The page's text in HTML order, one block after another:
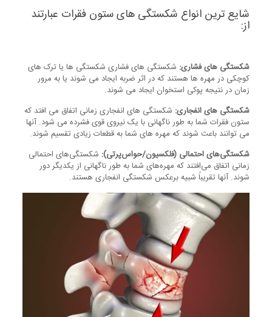
شایع ترین انواع شکستگی های ستون فقرات عبارتند
از:
شکستگی های فشاری: شکستگی های فشاری شکستگی ها یا ترک های
کوچکی در مهره ها هستند که در اثر ضربه ایجاد می شوند یا به مرور
زمان در نتیجه پوکی استخوان ایجاد می شوند.
شکستگی های انفجاری: شکستگی های انفجاری زمانی اتفاق می افتد که
ستون فقرات شما به طور ناگهانی با یک نیروی قوی فشرده می شود. آنها
می توانند باعث شوند که مهره های شما به قطعات زیادی تقسیم شوند.
شکستگی‌های احتمالی (فلکسیون/حواس‌پرتی): شکستگی‌های احتمالی
زمانی اتفاق می‌افتند که مهره‌های شما به طور ناگهانی از یکدیگر دور
شوند. آنها تقریباً شبیه برعکس شکستگی انفجاری هستند.